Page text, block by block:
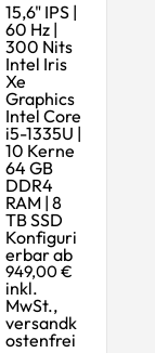
15,6" IPS |
60 Hz |
300 Nits
Intel Iris
Xe
Graphics
Intel Core
i5-1335U |
10 Kerne
64 GB
DDR4
RAM | 8
TB SSD
Konfiguri
erbar ab
949,00 €
inkl.
MwSt.,
versandk
ostenfrei